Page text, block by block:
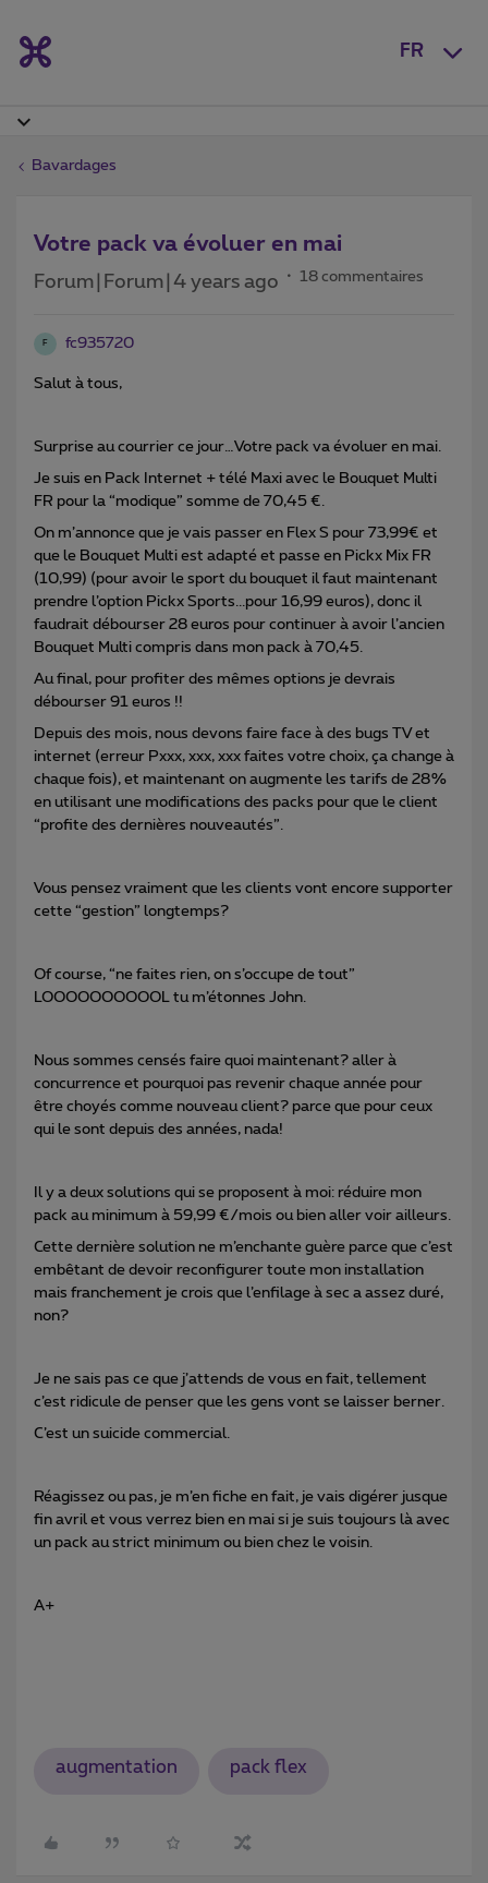
FR
Bavardages
Votre pack va évoluer en mai
Forum|Forum|4 years ago 18 commentaires
F fc935720
Salut à tous,
Surprise au courrier ce jour…Votre pack va évoluer en mai.
Je suis en Pack Internet + télé Maxi avec le Bouquet Multi
FR pour la “modique” somme de 70,45 €.
On m’annonce que je vais passer en Flex S pour 73,99€ et
que le Bouquet Multi est adapté et passe en Pickx Mix FR
(10,99) (pour avoir le sport du bouquet il faut maintenant
prendre l’option Pickx Sports...pour 16,99 euros), donc il
faudrait débourser 28 euros pour continuer à avoir l’ancien
Bouquet Multi compris dans mon pack à 70,45.
Au final, pour profiter des mêmes options je devrais
débourser 91 euros !!
Depuis des mois, nous devons faire face à des bugs TV et
internet (erreur Pxxx, xxx, xxx faites votre choix, ça change à
chaque fois), et maintenant on augmente les tarifs de 28%
en utilisant une modifications des packs pour que le client
“profite des dernières nouveautés”.
Vous pensez vraiment que les clients vont encore supporter
cette “gestion” longtemps?
Of course, “ne faites rien, on s’occupe de tout”
LOOOOOOOOOOL tu m’étonnes John.
Nous sommes censés faire quoi maintenant? aller à
concurrence et pourquoi pas revenir chaque année pour
être choyés comme nouveau client? parce que pour ceux
qui le sont depuis des années, nada!
Il y a deux solutions qui se proposent à moi: réduire mon
pack au minimum à 59,99 €/mois ou bien aller voir ailleurs.
Cette dernière solution ne m’enchante guère parce que c’est
embêtant de devoir reconfigurer toute mon installation
mais franchement je crois que l’enfilage à sec a assez duré,
non?
Je ne sais pas ce que j’attends de vous en fait, tellement
c’est ridicule de penser que les gens vont se laisser berner.
C’est un suicide commercial.
Réagissez ou pas, je m’en fiche en fait, je vais digérer jusque
fin avril et vous verrez bien en mai si je suis toujours là avec
un pack au strict minimum ou bien chez le voisin.
A+
augmentation pack flex